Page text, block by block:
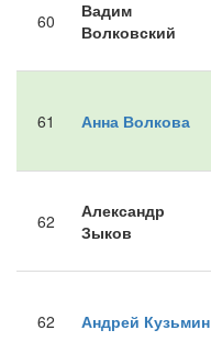
60
Вадим
Волковский
61 Анна Волкова
62
Александр
Зыков
62 Андрей Кузьмин